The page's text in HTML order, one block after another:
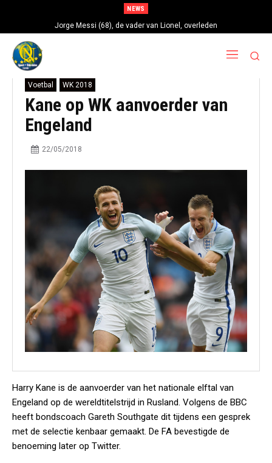
NEWS
Jorge Messi (68), de vader van Lionel, overleden
Voetbal WK 2018
Kane op WK aanvoerder van
Engeland
22/05/2018
Harry Kane is de aanvoerder van het nationale elftal van
Engeland op de wereldtitelstrijd in Rusland. Volgens de BBC
heeft bondscoach Gareth Southgate dit tijdens een gesprek
met de selectie kenbaar gemaakt. De FA bevestigde de
benoeming later op Twitter.